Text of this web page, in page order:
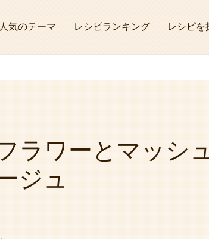
人気のテーマ レシピランキング レシピを
ラワーとマッシ
ジュ